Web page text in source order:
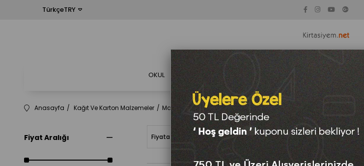
TürkçeTRY
OKUL OFİS KİTAP KAĞIT ÇEŞİTLERİ TEKNOLOJİ
Anasayfa Kağıt Ve Karton Malzemeler Matbu Form Ve Evraklar Tahsilat Makbuzu
Fiyat Aralığı Fiyata Göre (Artan) Fiyata Göre (Azalan) Ürün Adına Göre (A>Z)